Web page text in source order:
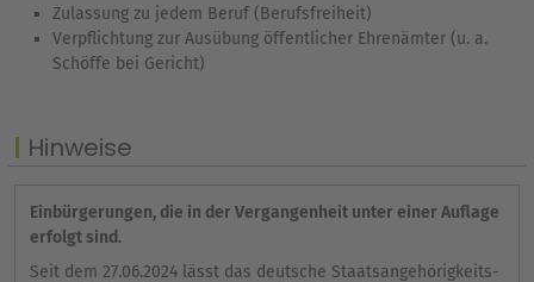
Zulassung zu jedem Beruf (Berufsfreiheit)
Verpflichtung zur Ausübung öffentlicher Ehrenämter (u. a.
Schöffe bei Gericht)
Hinweise
Einbürgerungen, die in der Vergangenheit unter einer Auflage
erfolgt sind.
Seit dem 27.06.2024 lässt das deutsche Staatsangehörigkeits­